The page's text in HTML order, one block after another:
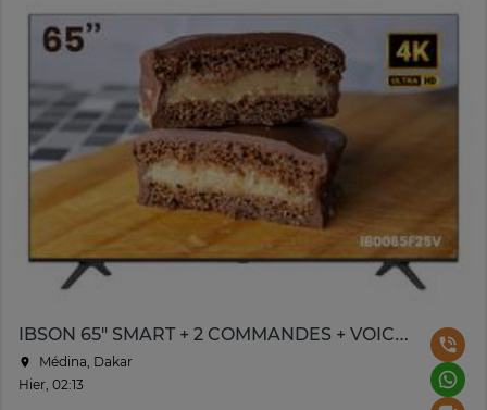
IBSON 65" SMART + 2 COMMANDES + VOICE CONTROLE IB0065F25V
Médina, Dakar
Hier, 02:13